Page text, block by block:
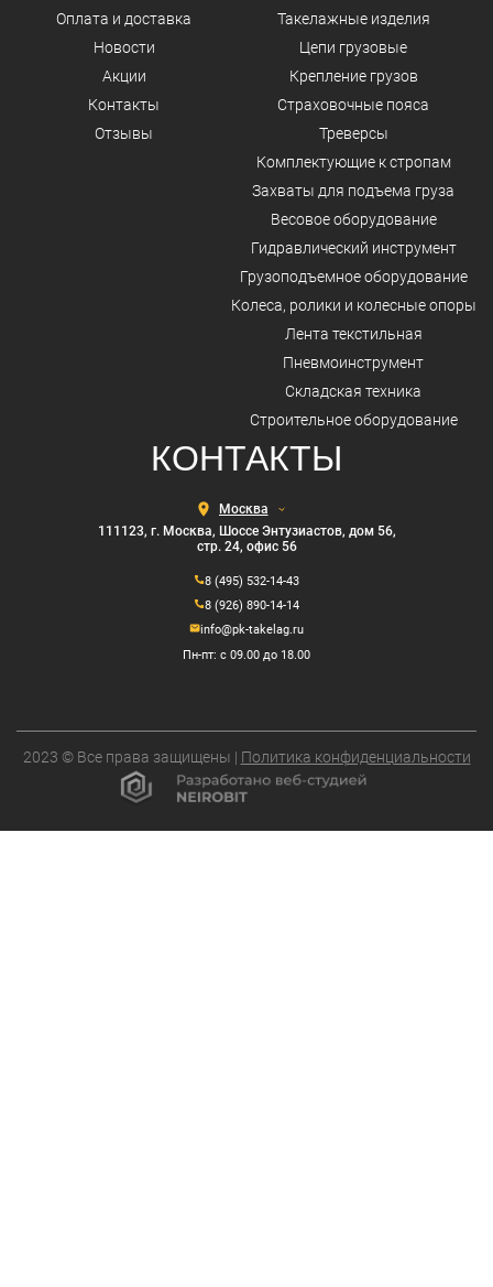
Оплата и доставка
Новости
Акции
Контакты
Отзывы
Такелажные изделия
Цепи грузовые
Крепление грузов
Страховочные пояса
Треверсы
Комплектующие к стропам
Захваты для подъема груза
Весовое оборудование
Гидравлический инструмент
Грузоподъемное оборудование
Колеса, ролики и колесные опоры
Лента текстильная
Пневмоинструмент
Складская техника
Строительное оборудование
КОНТАКТЫ
Выберите
город
111123, г. Москва, Шоссе Энтузиастов, дом 56,
стр. 24, офис 56
info@pk-takelag.ru
Пн-пт: с 09.00 до 18.00
8 (495) 532-14-43
8 (926) 890-14-14
2023 © Все права защищены | Политика конфиденциальности